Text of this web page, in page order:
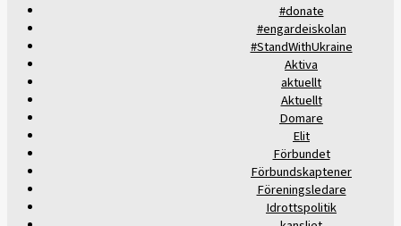
#donate
#engardeiskolan
#StandWithUkraine
Aktiva
aktuellt
Aktuellt
Domare
Elit
Förbundet
Förbundskaptener
Föreningsledare
Idrottspolitik